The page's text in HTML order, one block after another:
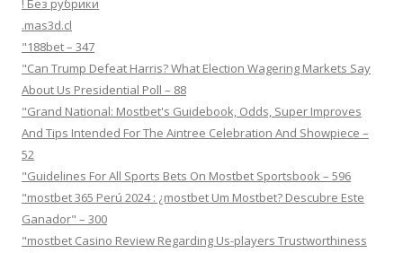
! Без рубрики
.mas3d.cl
"188bet – 347
"Can Trump Defeat Harris? What Election Wagering Markets Say
About Us Presidential Poll – 88
"Grand National: Mostbet's Guidebook, Odds, Super Improves
And Tips Intended For The Aintree Celebration And Showpiece –
52
"Guidelines For All Sports Bets On Mostbet Sportsbook – 596
"mostbet 365 Perú 2024 ️: ¿mostbet Um Mostbet? Descubre Este
Ganador" – 300
"mostbet Casino Review Regarding Us-players Trustworthiness